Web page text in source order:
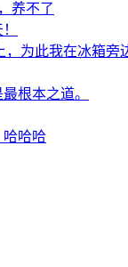
养不了
，为此我在冰箱
根本之道。
哈哈哈